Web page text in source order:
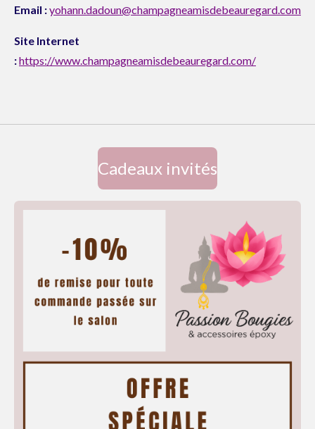
Email :yohann.dadoun@champagneamisdebeauregard.com
Site Internet
:https://www.champagneamisdebeauregard.com/
Cadeaux invités